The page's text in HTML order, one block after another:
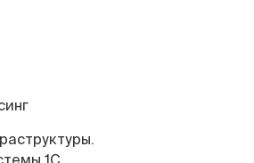
1С.